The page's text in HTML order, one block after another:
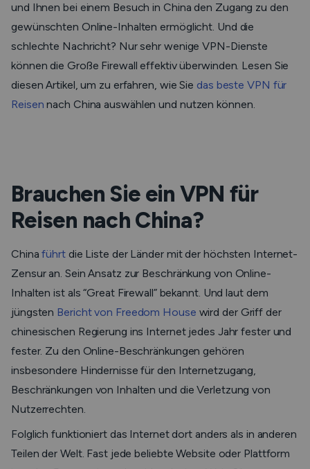
und Ihnen bei einem Besuch in China den Zugang zu den
gewünschten Online-Inhalten ermöglicht. Und die
schlechte Nachricht? Nur sehr wenige VPN-Dienste
können die Große Firewall effektiv überwinden. Lesen Sie
diesen Artikel, um zu erfahren, wie Sie das beste VPN für
Reisen nach China auswählen und nutzen können.
Brauchen Sie ein VPN für
Reisen nach China?
Chinaführtdie Liste der Länder mit der höchsten Internet-
Zensur an. Sein Ansatz zur Beschränkung von Online-
Inhalten ist als “Great Firewall” bekannt. Und laut dem
jüngsten Bericht von Freedom House wird der Griff der
chinesischen Regierung ins Internet jedes Jahr fester und
fester. Zu den Online-Beschränkungen gehören
insbesondere Hindernisse für den Internetzugang,
Beschränkungen von Inhalten und die Verletzung von
Nutzerrechten.
Folglich funktioniert das Internet dort anders als in anderen
Teilen der Welt. Fast jede beliebte Website oder Plattform